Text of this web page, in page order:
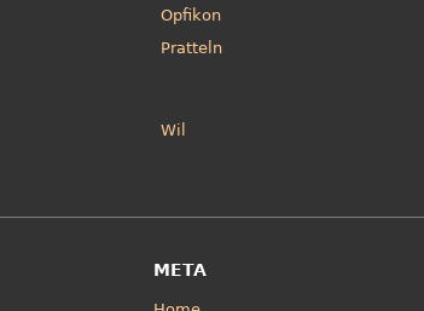
Opfikon
Pratteln
Wil
META